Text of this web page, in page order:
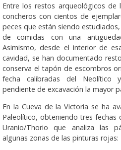
Entre los restos arqueológicos de
concheros con cientos de
peces que están siendo
de comidas con una
Asimismo, desde el interior de
cavidad, se han documentado
conserva el tapón de escombros
fecha calibradas del Neolítico
pendiente de excavación la mayor
En la Cueva de la Victoria se ha
Paleolítico, obteniendo tres
Uranio/Thorio que analiza las
algunas zonas de las pinturas rojas: